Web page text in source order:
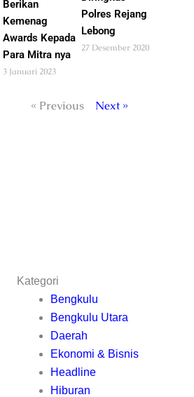
Berikan
Kemenag
Awards Kepada
Para Mitra nya
3 Januari 2023
Polres Rejang
Lebong
27 Desember 2020
« Previous Next »
Kategori
Bengkulu
Bengkulu Utara
Daerah
Ekonomi & Bisnis
Headline
Hiburan